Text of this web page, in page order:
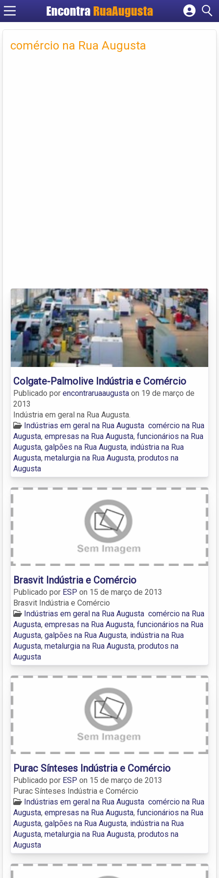
Encontra RuaAugusta
Cadastrar empresa
Criar conta
comércio na Rua Augusta
Colgate-Palmolive Indústria e Comércio
Publicado por encontraruaaugusta on 19 de março de
2013
Indústria em geral na Rua Augusta.
Indústrias em geral na Rua Augusta comércio na Rua
Augusta, empresas na Rua Augusta, funcionários na Rua
Augusta, galpões na Rua Augusta, indústria na Rua
Augusta, metalurgia na Rua Augusta, produtos na
Augusta
Brasvit Indústria e Comércio
Publicado por ESP on 15 de março de 2013
Brasvit Indústria e Comércio
Indústrias em geral na Rua Augusta comércio na Rua
Augusta, empresas na Rua Augusta, funcionários na Rua
Augusta, galpões na Rua Augusta, indústria na Rua
Augusta, metalurgia na Rua Augusta, produtos na
Augusta
Purac Sínteses Indústria e Comércio
Publicado por ESP on 15 de março de 2013
Purac Sínteses Indústria e Comércio
Indústrias em geral na Rua Augusta comércio na Rua
Augusta, empresas na Rua Augusta, funcionários na Rua
Augusta, galpões na Rua Augusta, indústria na Rua
Augusta, metalurgia na Rua Augusta, produtos na
Augusta